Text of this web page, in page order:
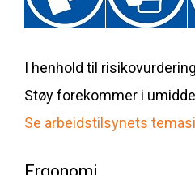
I henhold til
Støy forekommer i
Se arbeidstilsynets